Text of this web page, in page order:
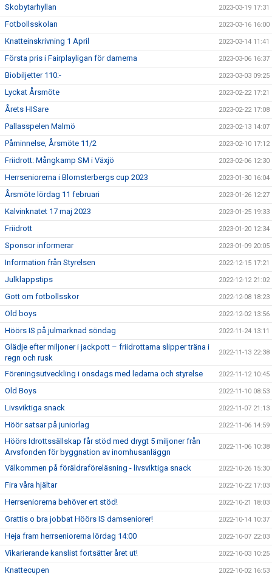
Skobytarhyllan 2023-03-19 17:31
Fotbollsskolan 2023-03-16 16:00
Knatteinskrivning 1 April 2023-03-14 11:41
Första pris i Fairplayligan för damerna 2023-03-06 16:37
Biobiljetter 110:- 2023-03-03 09:25
Lyckat Årsmöte 2023-02-22 17:21
Årets HISare 2023-02-22 17:08
Pallasspelen Malmö 2023-02-13 14:07
Påminnelse, Årsmöte 11/2 2023-02-10 17:12
Friidrott: Mångkamp SM i Växjö 2023-02-06 12:30
Herrseniorerna i Blomsterbergs cup 2023 2023-01-30 16:04
Årsmöte lördag 11 februari 2023-01-26 12:27
Kalvinknatet 17 maj 2023 2023-01-25 19:33
Friidrott 2023-01-20 12:34
Sponsor informerar 2023-01-09 20:05
Information från Styrelsen 2022-12-15 17:21
Julklappstips 2022-12-12 21:02
Gott om fotbollsskor 2022-12-08 18:23
Old boys 2022-12-02 13:56
Höörs IS på julmarknad söndag 2022-11-24 13:11
Glädje efter miljoner i jackpott – friidrottarna slipper träna i
regn och rusk
2022-11-13 22:38
Föreningsutveckling i onsdags med ledarna och styrelse 2022-11-12 10:45
Old Boys 2022-11-10 08:53
Livsviktiga snack 2022-11-07 21:13
Höör satsar på juniorlag 2022-11-06 14:59
Höörs Idrottssällskap får stöd med drygt 5 miljoner från
Arvsfonden för byggnation av inomhusanläggn
2022-11-06 10:38
Välkommen på föräldraföreläsning - livsviktiga snack 2022-10-26 15:30
Fira våra hjältar 2022-10-22 17:03
Herrseniorerna behöver ert stöd! 2022-10-21 18:03
Grattis o bra jobbat Höörs IS damseniorer! 2022-10-14 10:37
Heja fram herrseniorerna lördag 14:00 2022-10-07 22:03
Vikarierande kanslist fortsätter året ut! 2022-10-03 10:25
Knattecupen 2022-10-02 16:53